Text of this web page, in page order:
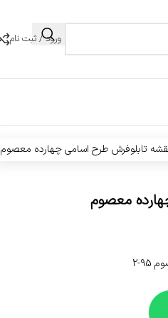
ورود / ثبت نام
تابلوفرش طرح اسامی چهارده معصوم
معصوم
2